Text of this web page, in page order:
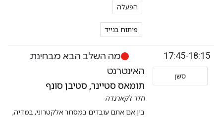
הפעלה
פיתוח בנייד
17:45-18:15
סשן
מה השלב הבא מבחינת
האינטרנט
תומאס סטיינר, סטיבן סונף
חדר ז'קארנדה
בין אם אתם עובדים במסחר אלקטרוני, במדיה,